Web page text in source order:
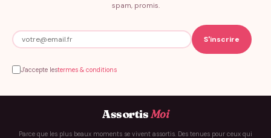
spam, promis.
J'accepte lestermes & conditions
AssortisMoi
Parce que les plus beaux moments se vivent assortis. Des tenues pour ceux qui